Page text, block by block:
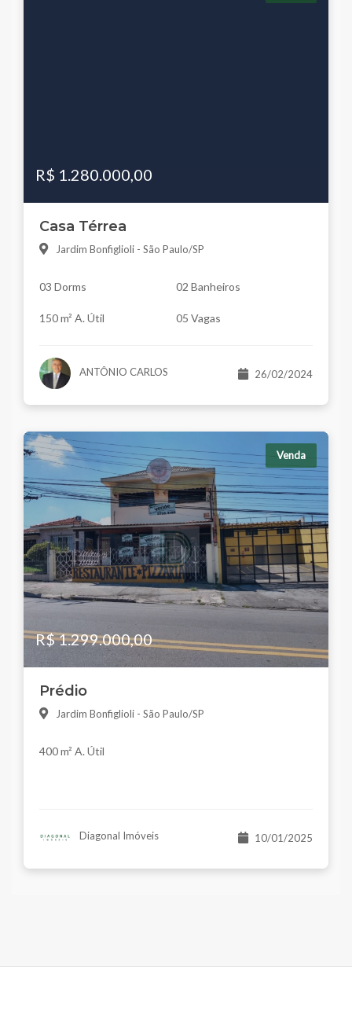
R$ 1.280.000,00
Casa Térrea
Jardim Bonfiglioli - São Paulo/SP
03 Dorms 02 Banheiros
150 m² A. Útil 05 Vagas
ANTÔNIO CARLOS 26/02/2024
Venda
R$ 1.299.000,00
Prédio
Jardim Bonfiglioli - São Paulo/SP
400 m² A. Útil
Diagonal Imóveis 10/01/2025